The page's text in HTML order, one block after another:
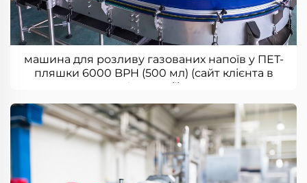
машина для розливу газованих напоїв у ПЕТ-
пляшки 6000 BPH (500 мл) (сайт клієнта в
Індонезії)